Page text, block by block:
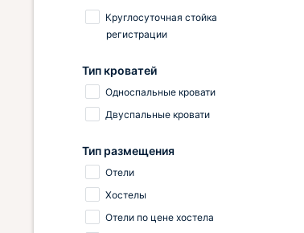
Круглосуточная стойка
регистрации
Тип кроватей
Односпальные кровати
Двуспальные кровати
Тип размещения
Отели
Хостелы
Отели по цене хостела